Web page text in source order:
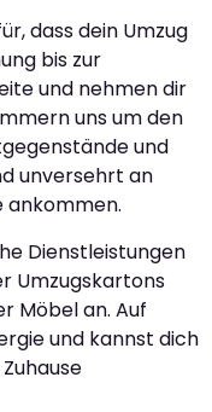
dass dein Umzug
bis zur
und nehmen dir
uns um den
und
unversehrt an
ankommen.
Dienstleistungen
Umzugskartons
Möbel an. Auf
und kannst dich